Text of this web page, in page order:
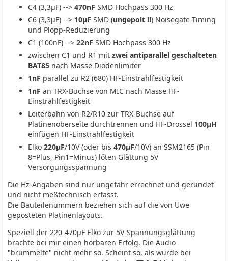
C4 (3,3µF) -->470nF SMD Hochpass 300 Hz
C6 (3,3µF) --> 10µF SMD (ungepolt !!) Noisegate-Timing
und Plopp-Reduzierung
C1 (100nF) -->22nF SMD Hochpass 300 Hz
zwischen C1 und R1 mitzwei antiparallel geschalteten
BAT85 nach Masse Diodenlimiter
1nF parallel zu R2 (680) HF-Einstrahlfestigkeit
1nF an TRX-Buchse von MIC nach Masse HF-
Einstrahlfestigkeit
Leiterbahn von R2/R10 zur TRX-Buchse auf
Platinenoberseite durchtrennen und HF-Drossel 100µH
einfügen HF-Einstrahlfestigkeit
Elko220µF/10V (oder bis470µF/10V) an SSM2165 (Pin
8=Plus, Pin1=Minus) löten Glättung 5V
Versorgungsspannung
Die Hz-Angaben sind nur ungefähr errechnet und gerundet
und nicht meßtechnisch erfasst.
Die Bauteilenummern beziehen sich auf die von Uwe
geposteten Platinenlayouts.
Speziell der 220-470µF Elko zur 5V-Spannungsglättung
brachte bei mir einen hörbaren Erfolg. Die Audio
"brummelte" nicht mehr so. Scheint so, als würde bei